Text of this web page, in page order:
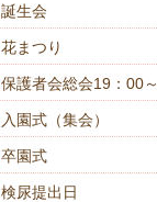
誕生会
花まつり
保護者会総会19：00～
入園式（集会）
卒園式
検尿提出日